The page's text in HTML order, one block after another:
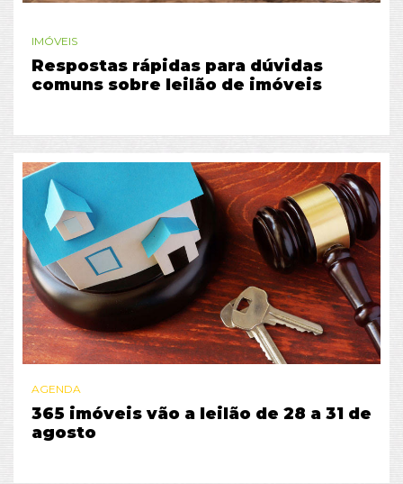
IMÓVEIS
Respostas rápidas para dúvidas
comuns sobre leilão de imóveis
AGENDA
365 imóveis vão a leilão de 28 a 31 de
agosto